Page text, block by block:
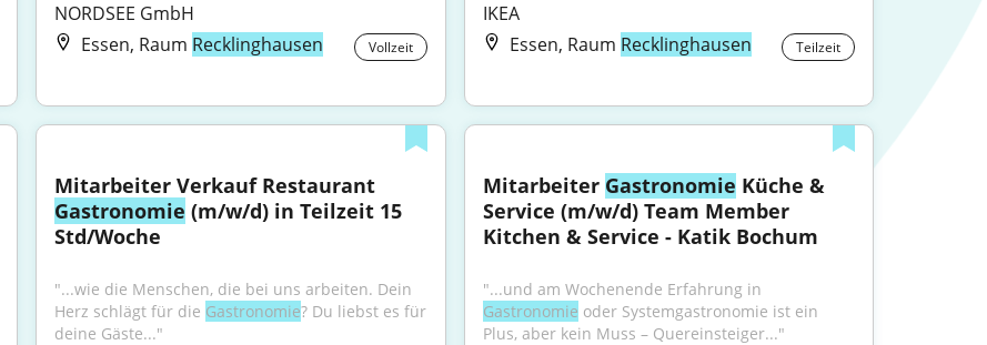
NORDSEE GmbH
Essen, Raum Recklinghausen Vollzeit
IKEA
Essen, Raum Recklinghausen Teilzeit
Gastronomie (m/w/d) in Teilzeit 15
Std/Woche
"...wie die Menschen, die bei uns arbeiten. Dein
Herz schlägt für die Gastronomie? Du liebst es für
deine Gäste..."
Mitarbeiter Gastronomie Küche &
Service (m/w/d) Team Member
Kitchen & Service - Katik Bochum
Gastronomie oder Systemgastronomie ist ein
Plus, aber kein Muss – Quereinsteiger..."